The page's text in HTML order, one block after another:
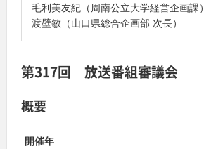
毛利美友紀（周南公立大学経営企画課）
渡壁敏（山口県総合企画部 次長）
第317回 放送番組審議会
概要
開催年